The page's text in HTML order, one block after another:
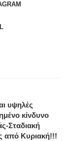
υψηλές
κίνδυνο
Σταδιακή
από Κυριακή!!!